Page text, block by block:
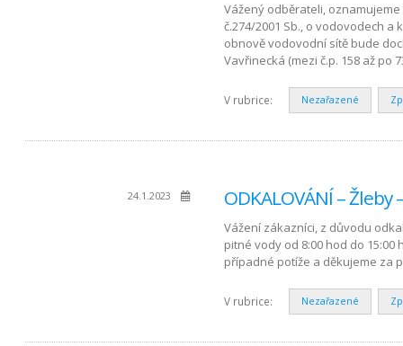
Vážený odběrateli,
č.274/2001 Sb., o vodovodech
obnově vodovodní sítě bude
Vavřinecká (mezi č.p. 158 až po
V rubrice: Nezařazené
24.1.2023 ODKALOVÁNÍ – Žleby
Vážení zákazníci, z důvodu
pitné vody od 8:00 hod do
případné potíže a děkujeme za
V rubrice: Nezařazené